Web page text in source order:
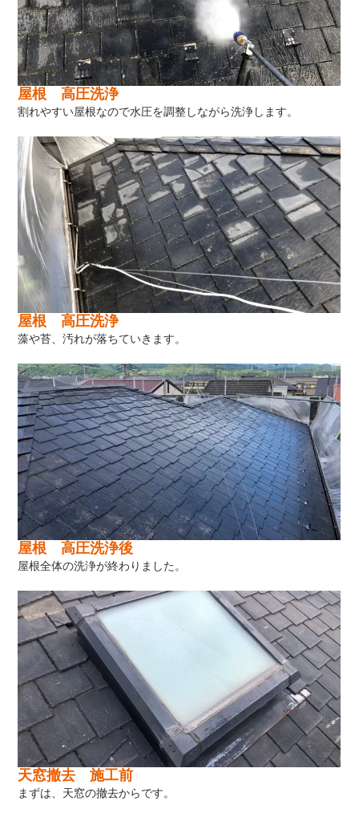
屋根 高圧洗浄
割れやすい屋根なので水圧を調整しながら洗浄します。
屋根 高圧洗浄
藻や苔、汚れが落ちていきます。
屋根 高圧洗浄後
屋根全体の洗浄が終わりました。
天窓撤去 施工前
まずは、天窓の撤去からです。